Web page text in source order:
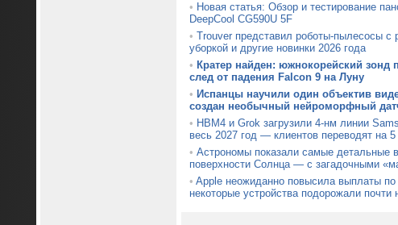
• Новая статья: Обзор и тестирование
DeepCool CG590U 5F
• Trouver представил роботы-пылесосы с
уборкой и другие новинки 2026 года
• Кратер найден: южнокорейский зонд
след от падения Falcon 9 на Луну
• Испанцы научили один объектив
создан необычный нейроморфный
• HBM4 и Grok загрузили 4-нм линии
весь 2027 год — клиентов переводят на
• Астрономы показали самые детальные
поверхности Солнца — с загадочными
• Apple неожиданно повысила выплаты
некоторые устройства подорожали почти